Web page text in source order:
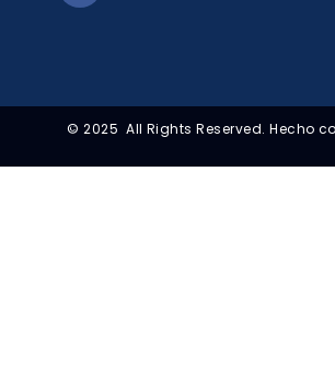
© 2025 All Rights Reserved. Hecho